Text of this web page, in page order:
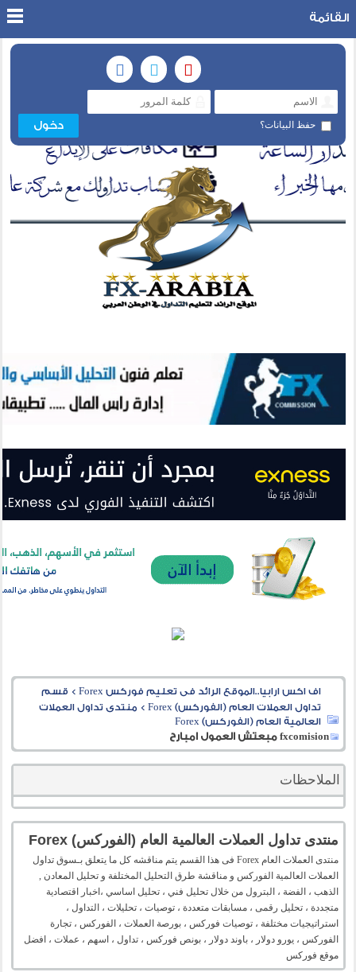
حفظ البيانات؟
القائمة
اف اكس ارابيا..الموقع الرائد فى تعليم فوركس Forex > قسم
تداول العملات العام (الفوركس) Forex
> منتدى تداول العملات
العالمية العام (الفوركس) Forex
fxcomision مبعتش العمول امبارح
الملاحظات
منتدى تداول العملات العالمية العام (الفوركس) Forex
منتدى العملات العام Forex فى هذا القسم يتم مناقشه كل ما يتعلق بـسوق تداول
العملات العالمية الفوركس و مناقشة طرق التحليل المختلفة و تحليل المعادن ,
الذهب ، الفضة ، البترول من خلال تحليل فني ، تحليل اساسي ،اخبار اقتصادية
متجددة ، تحليل رقمى ، مسابقات متعددة ، توصيات ، تحليلات ، التداول ،
استراتيجيات مختلفة ، توصيات فوركس ، بورصة العملات ، الفوركس ، تجارة
الفوركس ، يورو دولار ، باوند دولار ، بونص فوركس ، تداول ، اسهم ، عملات ، افضل
موقع فوركس